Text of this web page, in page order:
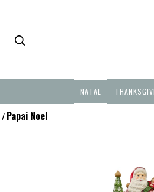
NATAL
/Papai Noel